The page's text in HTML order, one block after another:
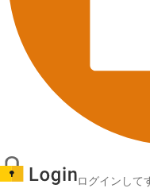
ログインして